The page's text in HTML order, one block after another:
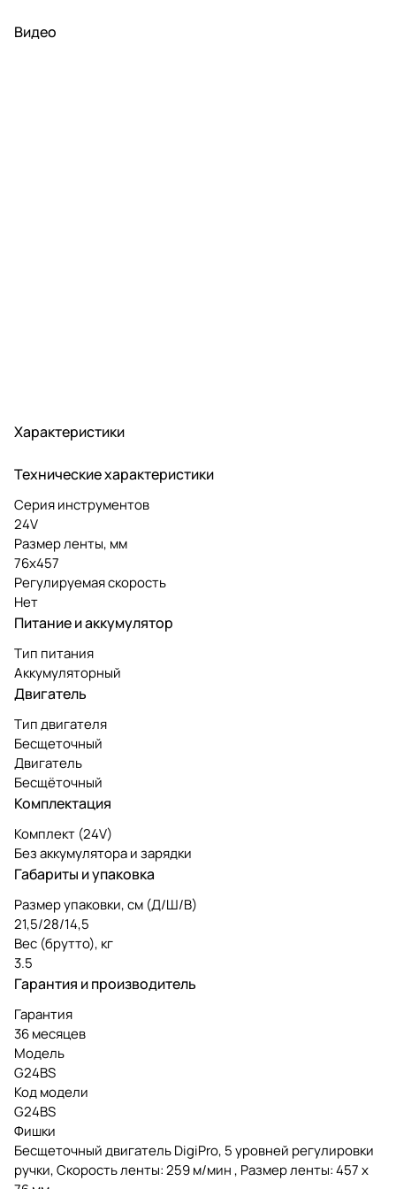
Видео
Характеристики
Технические характеристики
Серия инструментов
24V
Размер ленты, мм
76х457
Регулируемая скорость
Нет
Питание и аккумулятор
Тип питания
Аккумуляторный
Двигатель
Тип двигателя
Бесщеточный
Двигатель
Бесщёточный
Комплектация
Комплект (24V)
Без аккумулятора и зарядки
Габариты и упаковка
Размер упаковки, см (Д/Ш/В)
21,5/28/14,5
Вес (брутто), кг
3.5
Гарантия и производитель
Гарантия
36 месяцев
Модель
G24BS
Код модели
G24BS
Фишки
Бесщеточный двигатель DigiPro, 5 уровней регулировки
ручки, Скорость ленты: 259 м/мин , Размер ленты: 457 x